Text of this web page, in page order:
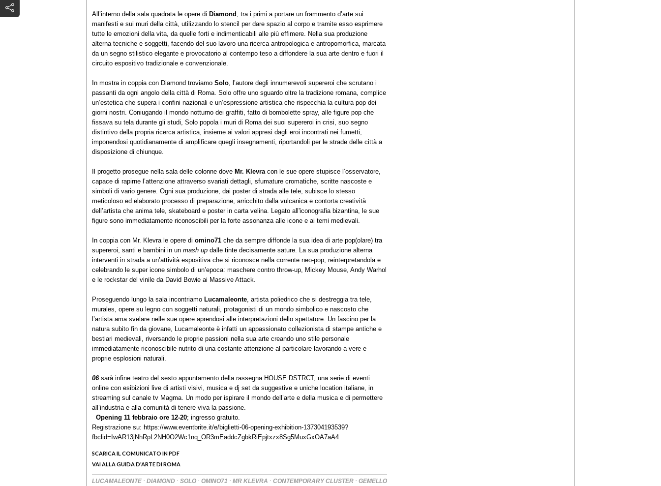
All’interno della sala quadrata le opere di Diamond , tra i primi a portare un frammento d’arte sui
manifesti e sui muri della città, utilizzando lo stencil per dare spazio al corpo e tramite esso esprimere
tutte le emozioni della vita, da quelle forti e indimenticabili alle più effimere. Nella sua produzione
alterna tecniche e soggetti, facendo del suo lavoro una ricerca antropologica e antropomorfica, marcata
da un segno stilistico elegante e provocatorio al contempo teso a diffondere la sua arte dentro e fuori il
circuito espositivo tradizionale e convenzionale.
In mostra in coppia con Diamond troviamo Solo , l’autore degli innumerevoli supereroi che scrutano i
passanti da ogni angolo della città di Roma. Solo offre uno sguardo oltre la tradizione romana, complice
un’estetica che supera i confini nazionali e un’espressione artistica che rispecchia la cultura pop dei
giorni nostri. Coniugando il mondo notturno dei graffiti, fatto di bombolette spray, alle figure pop che
fissava su tela durante gli studi, Solo popola i muri di Roma dei suoi supereroi in crisi, suo segno
distintivo della propria ricerca artistica, insieme ai valori appresi dagli eroi incontrati nei fumetti,
imponendosi quotidianamente di amplificare quegli insegnamenti, riportandoli per le strade delle città a
disposizione di chiunque.
Il progetto prosegue nella sala delle colonne dove Mr. Klevra con le sue opere stupisce l’osservatore,
capace di rapirne l’attenzione attraverso svariati dettagli, sfumature cromatiche, scritte nascoste e
simboli di vario genere. Ogni sua produzione, dai poster di strada alle tele, subisce lo stesso
meticoloso ed elaborato processo di preparazione, arricchito dalla vulcanica e contorta creatività
dell’artista che anima tele, skateboard e poster in carta velina. Legato all'iconografia bizantina, le sue
figure sono immediatamente riconoscibili per la forte assonanza alle icone e ai temi medievali.
In coppia con Mr. Klevra le opere di omino71 che da sempre diffonde la sua idea di arte pop(olare) tra
supereroi, santi e bambini in un mash up dalle tinte decisamente sature. La sua produzione alterna
interventi in strada a un’attività espositiva che si riconosce nella corrente neo-pop, reinterpretandola e
celebrando le super icone simbolo di un’epoca: maschere contro throw-up, Mickey Mouse, Andy Warhol
e le rockstar del vinile da David Bowie ai Massive Attack.
Proseguendo lungo la sala incontriamo Lucamaleonte , artista poliedrico che si destreggia tra tele,
murales, opere su legno con soggetti naturali, protagonisti di un mondo simbolico e nascosto che
l’artista ama svelare nelle sue opere aprendosi alle interpretazioni dello spettatore. Un fascino per la
natura subito fin da giovane, Lucamaleonte è infatti un appassionato collezionista di stampe antiche e
bestiari medievali, riversando le proprie passioni nella sua arte creando uno stile personale
immediatamente riconoscibile nutrito di una costante attenzione al particolare lavorando a vere e
proprie esplosioni naturali.
06sarà infine teatro del sesto appuntamento della rassegna HOUSE DSTRCT, una serie di eventi
online con esibizioni live di artisti visivi, musica e dj set da suggestive e uniche location italiane, in
streaming sul canale tv Magma. Un modo per ispirare il mondo dell’arte e della musica e di permettere
all’industria e alla comunità di tenere viva la passione.
Opening 11 febbraio ore 12-20; ingresso gratuito.
Registrazione su: https://www.eventbrite.it/e/biglietti-06-opening-exhibition-137304193539?
fbclid=IwAR13jNhRpL2NH0O2Wc1nq_OR3mEaddcZgbkRiEpjtxzx8Sg5MuxGxOA7aA4
SCARICA IL COMUNICATO IN PDF
VAI ALLA GUIDA D'ARTE DI ROMA
LUCAMALEONTE · DIAMOND · SOLO · OMINO71 · MR KLEVRA · CONTEMPORARY CLUSTER · GEMELLO